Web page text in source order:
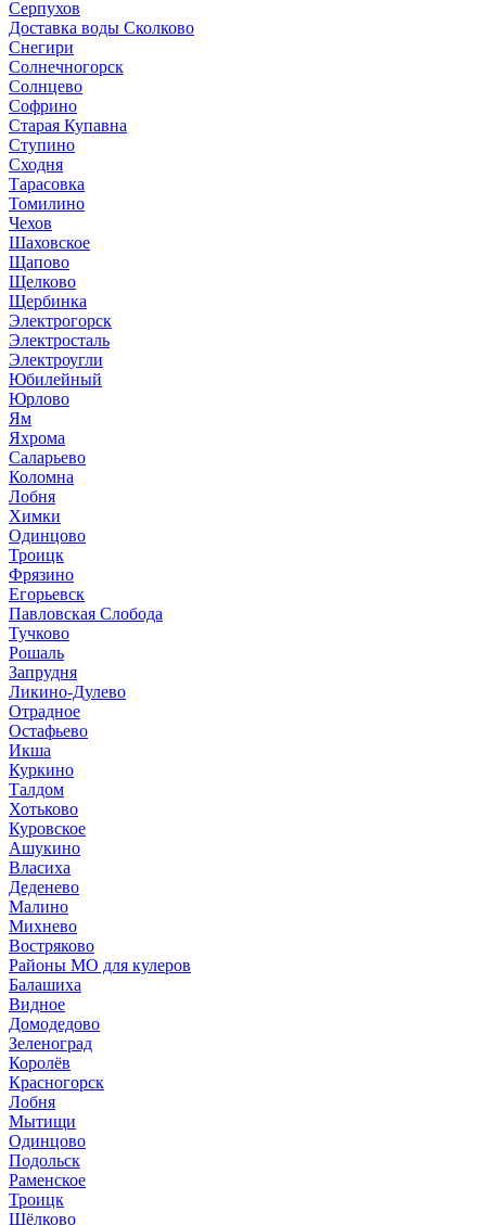
Серпухов
Доставка воды Сколково
Снегири
Солнечногорск
Солнцево
Софрино
Старая Купавна
Ступино
Сходня
Тарасовка
Томилино
Чехов
Шаховское
Щапово
Щелково
Щербинка
Электрогорск
Электросталь
Электроугли
Юбилейный
Юрлово
Ям
Яхрома
Саларьево
Коломна
Лобня
Химки
Одинцово
Троицк
Фрязино
Егорьевск
Павловская Слобода
Тучково
Рошаль
Запрудня
Ликино-Дулево
Отрадное
Остафьево
Икша
Куркино
Талдом
Хотьково
Куровское
Ашукино
Власиха
Деденево
Малино
Михнево
Востряково
Районы МО для кулеров
Балашиха
Видное
Домодедово
Зеленоград
Королёв
Красногорск
Лобня
Мытищи
Одинцово
Подольск
Раменское
Троицк
Щёлково